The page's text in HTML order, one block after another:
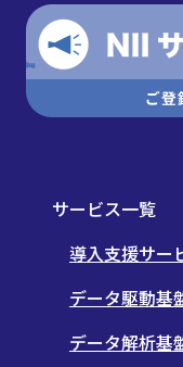
サービス一覧
導入支援サー
データ駆動基
データ解析基